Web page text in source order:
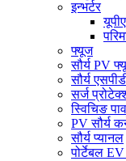
इन्भर्टर
फ्यूज
सौर्य PV
सौर्य
सर्ज
स्विचिङ
PV सौर्य
सौर्य प्यानल
पोर्टेबल EV